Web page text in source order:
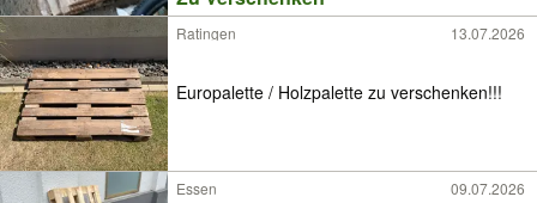
Ratingen 13.07.2026
Europalette / Holzpalette zu verschenken!!!
Essen 09.07.2026